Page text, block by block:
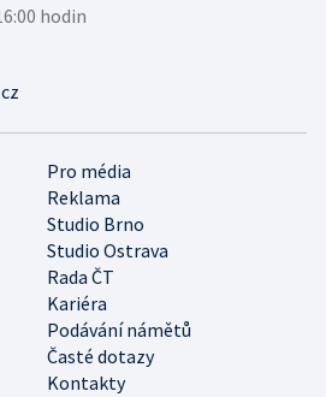
Pro média
Reklama
Studio Brno
Studio Ostrava
Rada ČT
Kariéra
Podávání námětů
Časté dotazy
Kontakty
hodin